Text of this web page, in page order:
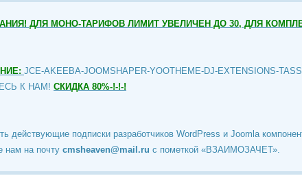
ДЛЯ МОНО-ТАРИФОВ ЛИМИТ УВЕЛИЧЕН ДО 30, ДЛЯ
JCE-AKEEBA-JOOMSHAPER-YOOTHEME-DJ-EXTENSIONS-
К НАМ! СКИДКА 80%-!-!-!
действующие подписки разработчиков WordPress и Joomla
нам на почту cmsheaven@mail.ru c пометкой «ВЗАИМОЗАЧЕТ».